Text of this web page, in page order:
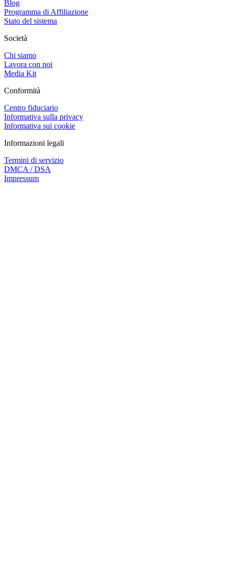
Blog
Programma di Affiliazione
Stato del sistema
Società
Chi siamo
Lavora con noi
Media Kit
Conformità
Centro fiduciario
Informativa sulla privacy
Informativa sui cookie
Informazioni legali
Termini di servizio
DMCA / DSA
Impressum